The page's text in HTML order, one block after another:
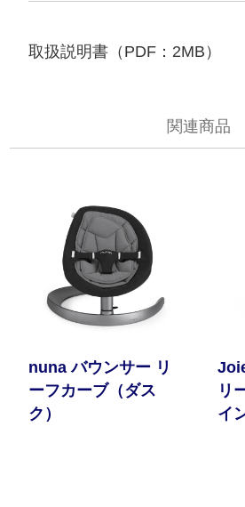
取扱説明書（PDF：2MB）
関連商品
nuna バウンサー リ
ーフカーブ（ダス
ク）
リ
イ